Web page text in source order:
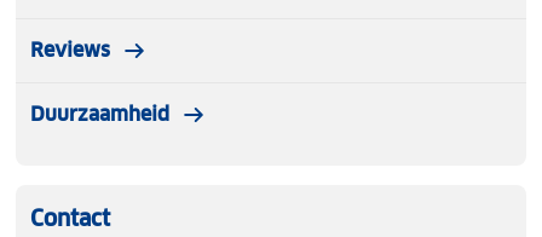
Reviews
Duurzaamheid
Contact